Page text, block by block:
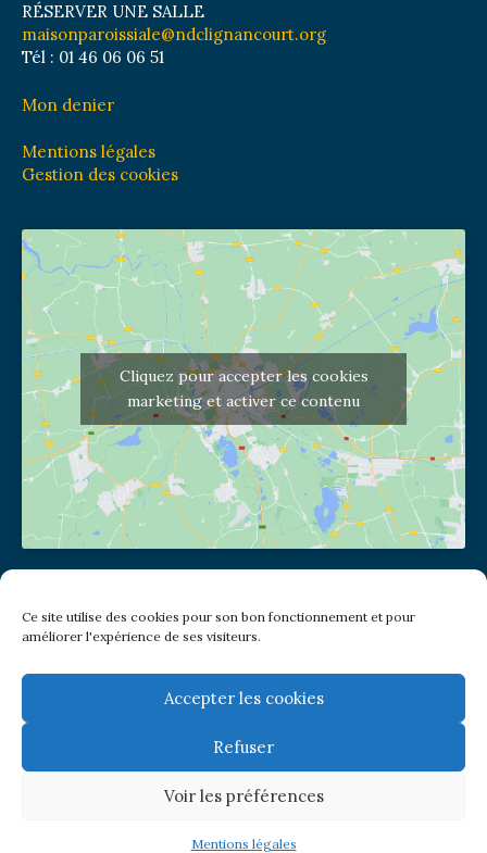
Ce site utilise des cookies pour son bon fonctionnement et pour
améliorer l'expérience de ses visiteurs.
Accepter les cookies
Refuser
Voir les préférences
Mentions légales
RÉSERVER UNE SALLE
maisonparoissiale@ndclignancourt.org
Tél : 01 46 06 06 51
Mon denier
Mentions légales
Gestion des cookies
Cliquez pour accepter les cookies
marketing et activer ce contenu
(pas de courrier à cette adresse)
2 place Jules Joffrin - 75018
Metro: Jules Joffrin ou Simplon
Bus : Mairie du XVIII
Newsletter
© Paroisse Notre-Dame de Clignancourt